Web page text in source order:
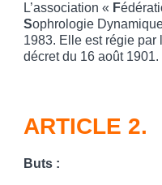
L’association « F
Sophrologie
1983. Elle est régie par
décret du 16 août 1901.
ARTICLE 2.
Buts :